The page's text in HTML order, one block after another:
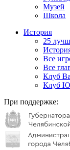
Музей
Школа
История
25
Все
Все
Клуб
Клуб
При поддержке: